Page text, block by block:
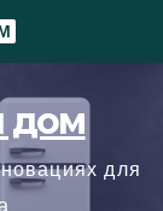
дом
для